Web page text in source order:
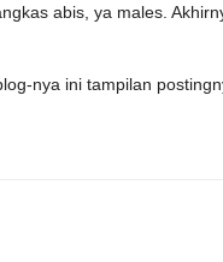
abis, ya males.
nya ini tampilan